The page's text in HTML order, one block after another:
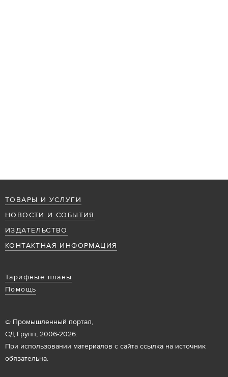
ТОВАРЫ И УСЛУГИ
НОВОСТИ И СОБЫТИЯ
ИЗДАТЕЛЬСТВО
КОНТАКТНАЯ ИНФОРМАЦИЯ
Тарифные планы
Помощь
© Промышленный портал,
СД Групп, 2006-2026.
При использовании материалов с сайта ссылка на источник
обязательна.